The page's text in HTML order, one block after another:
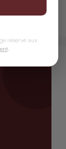
réservé aux
.